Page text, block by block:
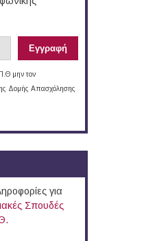
μην τον
Δομής Απασχόλησης
για
Σπουδές